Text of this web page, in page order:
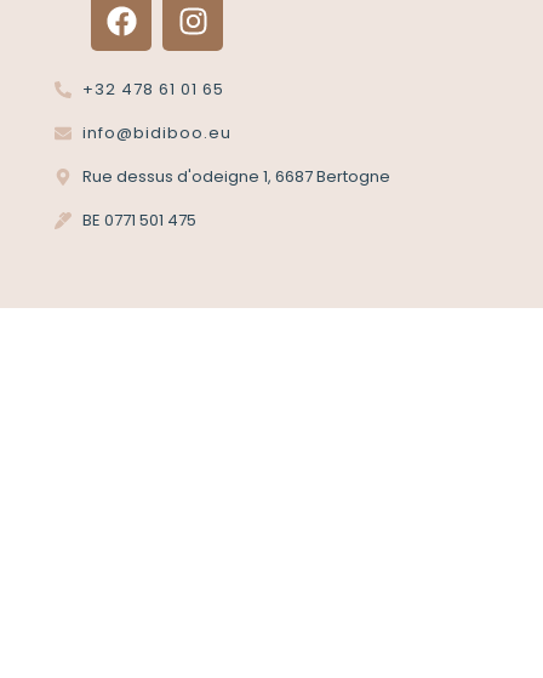
+32 478 61 01 65
info@bidiboo.eu
Rue dessus d'odeigne 1, 6687 Bertogne
BE 0771 501 475